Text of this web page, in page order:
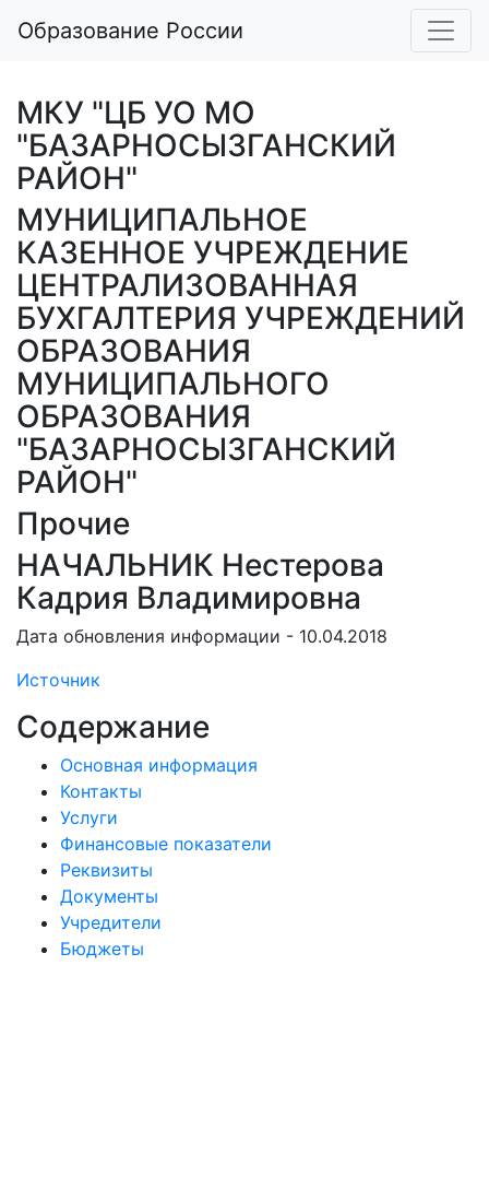
Образование России
МКУ "ЦБ УО МО
"БАЗАРНОСЫЗГАНСКИЙ
РАЙОН"
МУНИЦИПАЛЬНОЕ
КАЗЕННОЕ УЧРЕЖДЕНИЕ
ЦЕНТРАЛИЗОВАННАЯ
БУХГАЛТЕРИЯ УЧРЕЖДЕНИЙ
ОБРАЗОВАНИЯ
МУНИЦИПАЛЬНОГО
ОБРАЗОВАНИЯ
"БАЗАРНОСЫЗГАНСКИЙ
РАЙОН"
Прочие
НАЧАЛЬНИК Нестерова
Кадрия Владимировна
Дата обновления информации - 10.04.2018
Источник
Содержание
Основная информация
Контакты
Услуги
Финансовые показатели
Реквизиты
Документы
Учредители
Бюджеты